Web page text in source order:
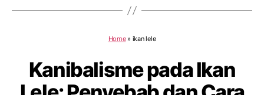
Home» ikan lele
Kanibalisme pada Ikan